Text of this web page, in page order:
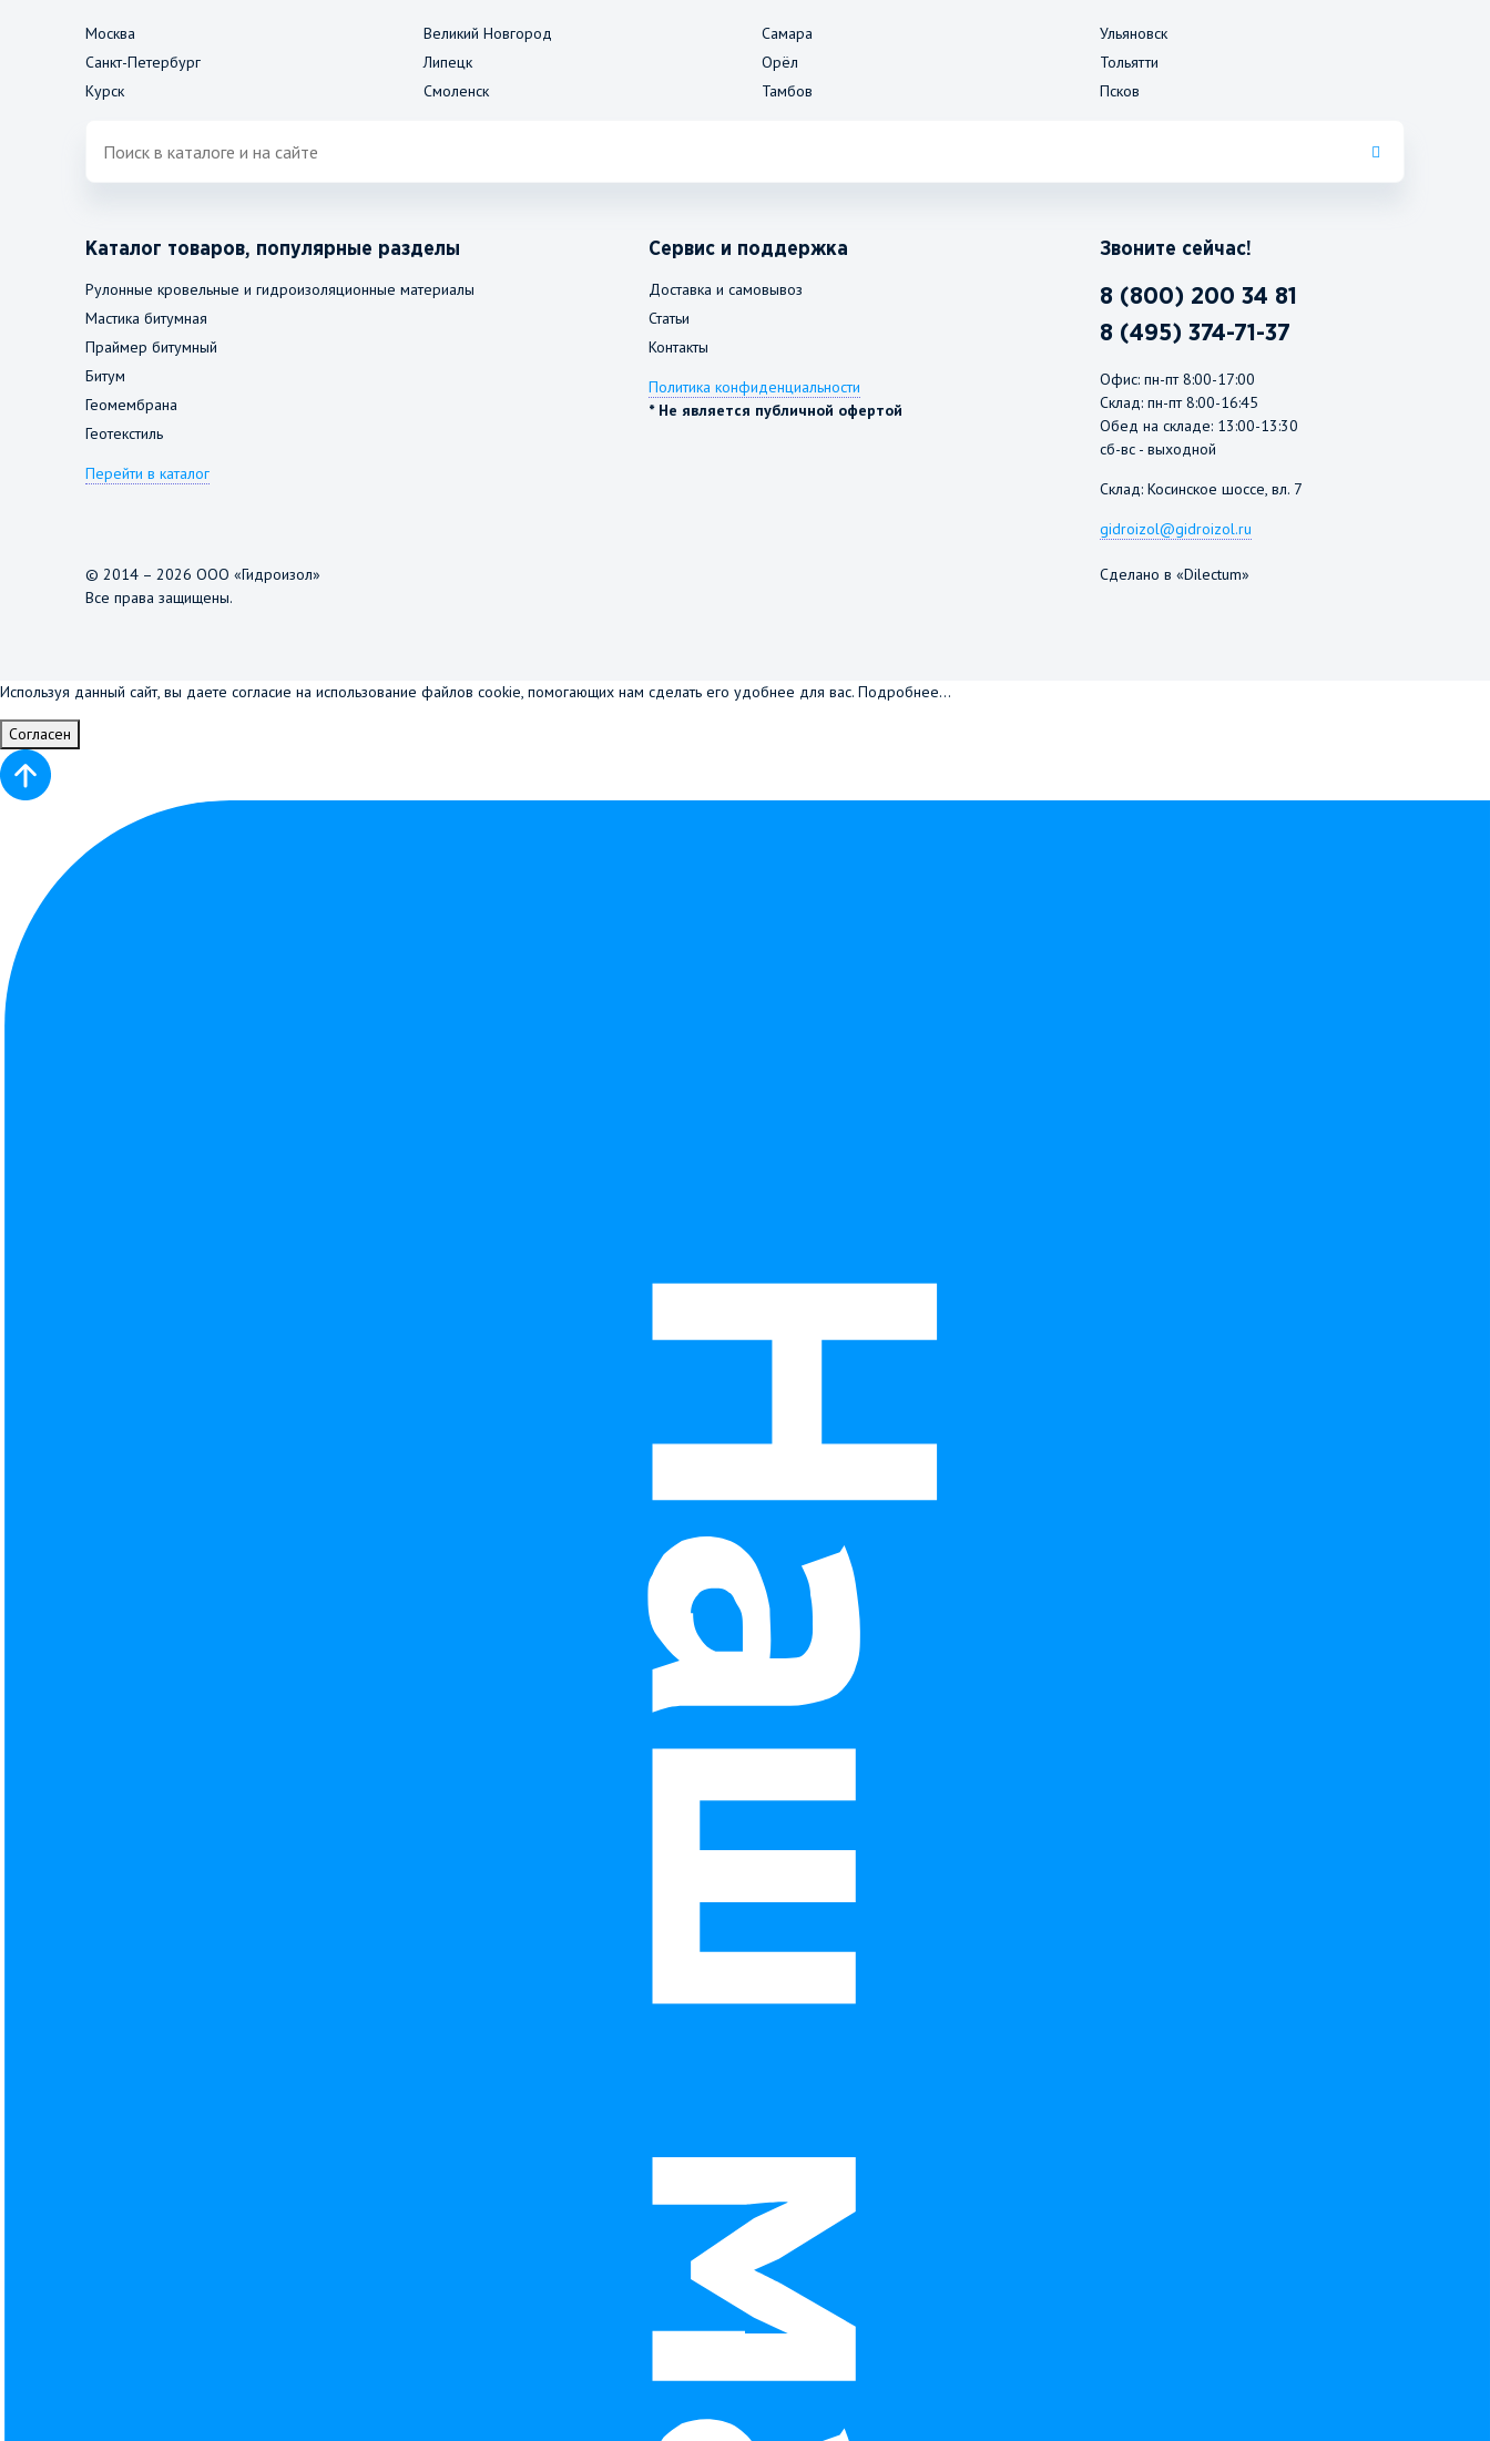
Москва
Санкт-Петербург
Курск
Великий Новгород
Липецк
Смоленск
Самара
Орёл
Тамбов
Ульяновск
Тольятти
Псков
Каталог товаров, популярные разделы
Рулонные кровельные и гидроизоляционные материалы
Мастика битумная
Праймер битумный
Битум
Геомембрана
Геотекстиль
Перейти в каталог
Сервис и поддержка
Доставка и самовывоз
Статьи
Контакты
Политика конфиденциальности
* Не является публичной офертой
Звоните сейчас!
8 (800) 200 34 81
8 (495) 374-71-37
Офис: пн-пт 8:00-17:00
Склад: пн-пт 8:00-16:45
Обед на складе: 13:00-13:30
сб-вс - выходной
Склад: Косинское шоссе, вл. 7
gidroizol@gidroizol.ru
© 2014 – 2026 ООО «Гидроизол»
Все права защищены.
Сделано в «Dilectum»
Используя данный сайт, вы даете согласие на использование файлов cookie, помогающих нам сделать его удобнее для вас. Подробнее...
Согласен